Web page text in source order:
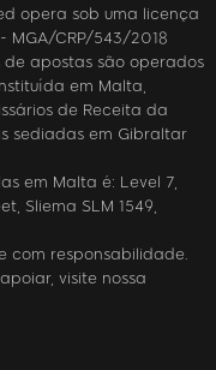
opera sob uma licença
MGA/CRP/543/2018
de apostas são operados
em Malta,
de Receita da
sediadas em Gibraltar
em Malta é: Level 7,
Sliema SLM 1549,
com responsabilidade.
visite nossa